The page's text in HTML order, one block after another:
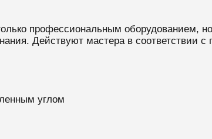
профессиональным оборудованием,
Действуют мастера в соответствии
углом